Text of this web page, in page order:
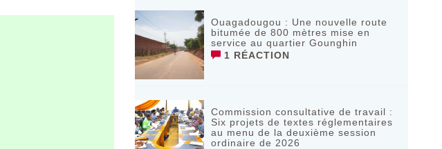
Ouagadougou : Une nouvelle route
bitumée de 800 mètres mise en
service au quartier Gounghin
1 RÉACTION
Commission consultative de travail :
Six projets de textes réglementaires
au menu de la deuxième session
ordinaire de 2026